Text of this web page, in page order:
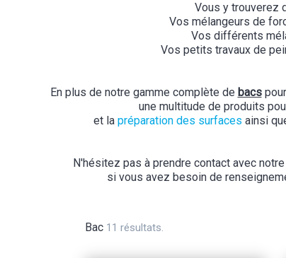
Vous y trouverez
Vos mélangeurs de
Vos différents
Vos petits travaux de
En plus de notre gamme complète de bacs
une multitude de produits
et la préparation des surfaces ainsi
N'hésitez pas à prendre contact avec
si vous avez besoin de
Bac 11 résultats.